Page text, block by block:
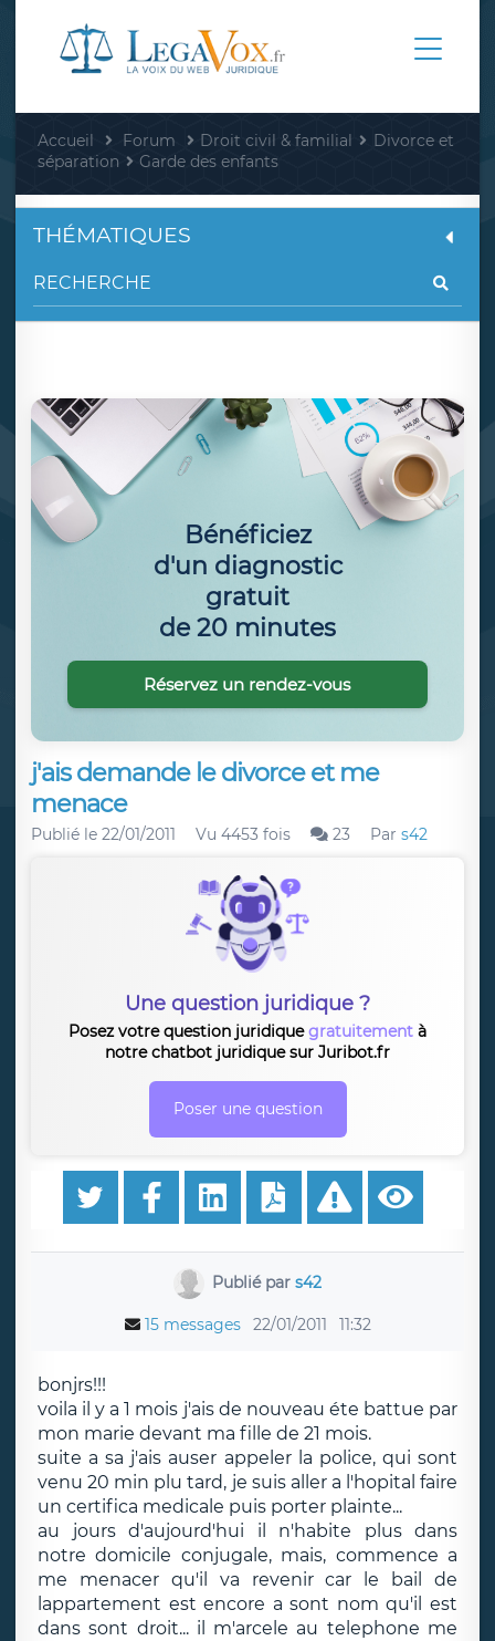
Accueil Forum Droit civil & familial
Divorce et
séparation
Garde des enfants
j'ais demande le divorce et me
menace
Publié le 22/01/2011 Vu 4453 fois 23 Par s42
Une question juridique ?
Posez votre question juridiquegratuitement à
notre chatbot juridique sur Juribot.fr
Poser une question
Publié pars42
15 messages 22/01/2011 11:32
bonjrs!!!
voila il y a 1 mois j'ais de nouveau éte battue par
mon marie devant ma fille de 21 mois.
suite a sa j'ais auser appeler la police, qui sont
venu 20 min plu tard, je suis aller a l'hopital faire
un certifica medicale puis porter plainte...
au jours d'aujourd'hui il n'habite plus dans
notre domicile conjugale, mais, commence a
me menacer qu'il va revenir car le bail de
lappartement est encore a sont nom qu'il est
dans sont droit... il m'arcele au telephone me
THÉMATIQUES
Bénéficiez
d'un diagnostic
gratuit
de 20 minutes
Réservez un rendez-vous